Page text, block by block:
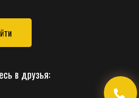
в друзья: